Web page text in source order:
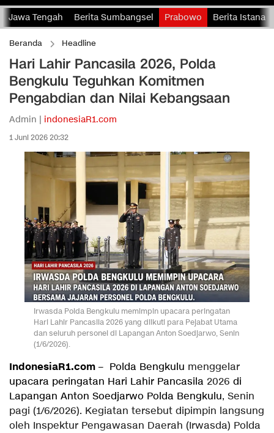
Jawa Tengah Berita Sumbangsel Prabowo Berita Istana
Beranda Headline
Hari Lahir Pancasila 2026, Polda
Bengkulu Teguhkan Komitmen
Pengabdian dan Nilai Kebangsaan
Admin | indonesiaR1.com
1 Juni 2026 20:32
Irwasda Polda Bengkulu memimpin upacara peringatan
Hari Lahir Pancasila 2026 yang diikuti para Pejabat Utama
dan seluruh personel di Lapangan Anton Soedjarwo, Senin
(1/6/2026).
IndonesiaR1.com – Polda Bengkulu menggelar
upacara peringatan Hari Lahir Pancasila 2026 di
Lapangan Anton Soedjarwo Polda Bengkulu, Senin
pagi (1/6/2026). Kegiatan tersebut dipimpin langsung
oleh Inspektur Pengawasan Daerah (Irwasda) Polda